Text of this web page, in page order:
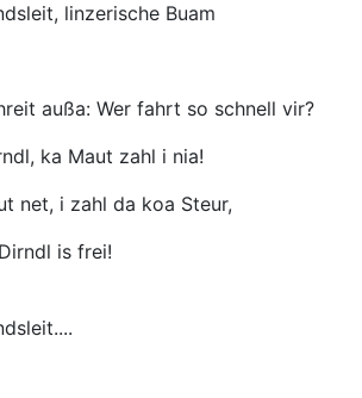
linzerische Buam
außa: Wer fahrt so schnell vir?
ka Maut zahl i nia!
net, i zahl da koa Steur,
is frei!